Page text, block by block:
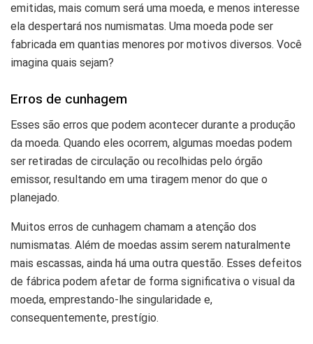
emitidas, mais comum será uma moeda, e menos interesse
ela despertará nos numismatas. Uma moeda pode ser
fabricada em quantias menores por motivos diversos. Você
imagina quais sejam?
Erros de cunhagem
Esses são erros que podem acontecer durante a produção
da moeda. Quando eles ocorrem, algumas moedas podem
ser retiradas de circulação ou recolhidas pelo órgão
emissor, resultando em uma tiragem menor do que o
planejado.
Muitos erros de cunhagem chamam a atenção dos
numismatas. Além de moedas assim serem naturalmente
mais escassas, ainda há uma outra questão. Esses defeitos
de fábrica podem afetar de forma significativa o visual da
moeda, emprestando-lhe singularidade e,
consequentemente, prestígio.